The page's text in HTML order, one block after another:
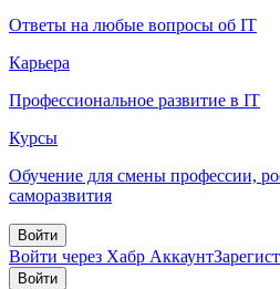
Ответы на любые вопросы об IT
Карьера
Профессиональное развитие в IT
Курсы
Обучение для смены профессии,
саморазвития
Войти
Войти через Хабр Аккаунт
Войти